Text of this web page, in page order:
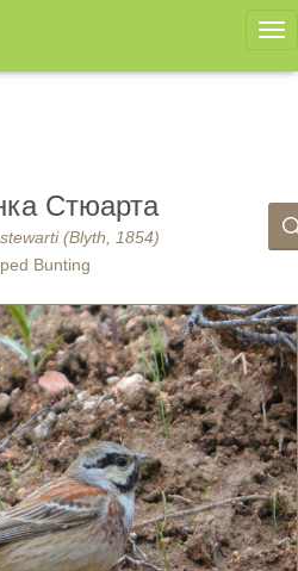
Стюарта
(Blyth, 1854)
Bunting